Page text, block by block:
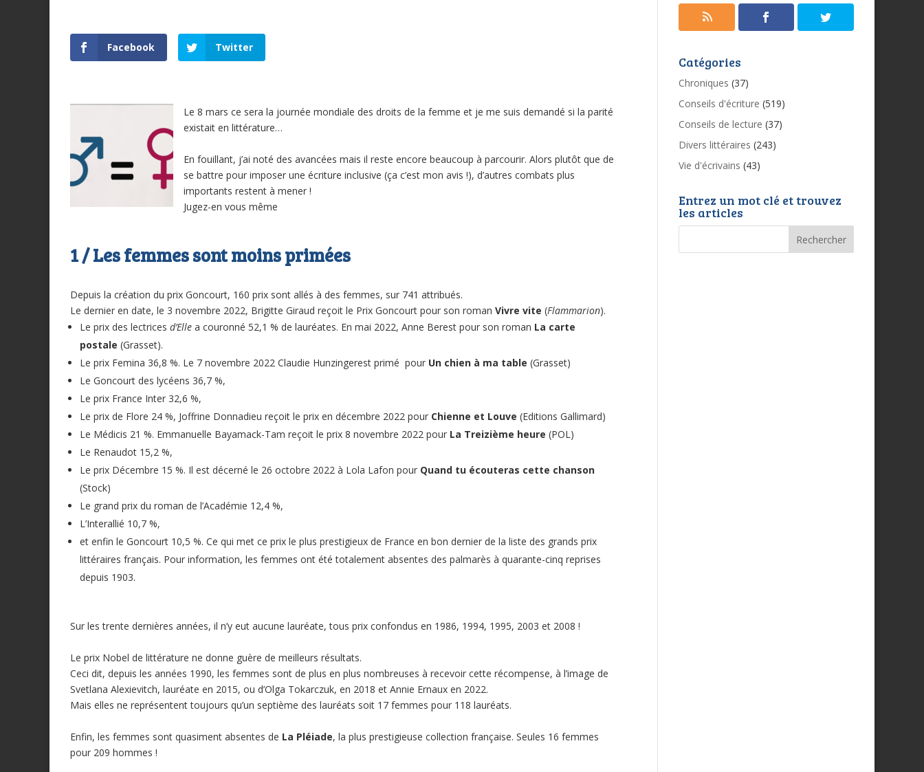
Facebook Twitter
Le 8 mars ce sera la journée mondiale des droits de la femme et je me suis demandé si la parité
existait en littérature…
En fouillant, j’ai noté des avancées mais il reste encore beaucoup à parcourir. Alors plutôt que de
se battre pour imposer une écriture inclusive (ça c’est mon avis !), d’autres combats plus
importants restent à mener !
Jugez-en vous même
1 / Les femmes sont moins primées
Depuis la création du prix Goncourt, 160 prix sont allés à des femmes, sur 741 attribués.
Le dernier en date, le 3 novembre 2022, Brigitte Giraud reçoit le Prix Goncourt pour son roman Vivre vite (Flammarion).
Le prix des lectrices d’Elle a cou­ronné 52,1 % de lauréates. En mai 2022, Anne Berest pour son roman La carte
postale (Grasset).
Le prix Femina 36,8 %. Le 7 novembre 2022 Claudie Hunzingerest primé pour Un chien à ma table (Grasset)
Le Goncourt des lycéens 36,7 %,
Le prix France Inter 32,6 %,
Le prix de Flore 24 %, Joffrine Donnadieu reçoit le prix en décembre 2022 pour Chienne et Louve (Editions Gallimard)
Le Médicis 21 %. Emmanuelle Bayamack-Tam reçoit le prix 8 novembre 2022 pour La Treizième heure (POL)
Le Renaudot 15,2 %,
Le prix Décembre 15 %. Il est décerné le 26 octobre 2022 à Lola Lafon pour Quand tu écouteras cette chanson
(Stock)
Le grand prix du roman de l’Académie 12,4 %,
L’In­terallié 10,7 %,
et enfin le Goncourt 10,5 %. Ce qui met ce prix le plus prestigieux de France en bon dernier de la liste des grands prix
littéraires français. Pour information, les femmes ont été totalement absentes des palmarès à quarante-cinq reprises
depuis 1903.
Sur les trente dernières années, il n’y eut aucune lauréate, tous prix confondus en 1986, 1994, 1995, 2003 et 2008 !
Le prix Nobel de littérature ne donne guère de meilleurs résultats.
Ceci dit, depuis les années 1990, les femmes sont de plus en plus nombreuses à recevoir cette récom­pense, à l’image de
Svetlana Alexievitch, lauréate en 2015, ou d’Olga Tokarczuk, en 2018 et Annie Ernaux en 2022.
Mais elles ne représentent toujours qu’un septième des lauréats soit 17 femmes pour 118 lauréats.
Enfin, les femmes sont quasiment absentes de La Pléiade, la plus prestigieuse collection française. Seules 16 femmes
pour 209 hommes !
Catégories
Chroniques (37)
Conseils d'écriture (519)
Conseils de lecture (37)
Divers littéraires (243)
Vie d'écrivains (43)
Entrez un mot clé et trouvez
les articles